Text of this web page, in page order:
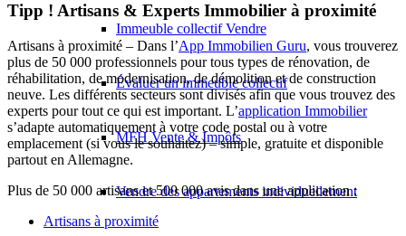
Immeuble collectif Vendre
Évaluer un immeuble collectif
MFH Vente & Impôts
Vendre des appartements individuellement
Tipp ! Artisans & Experts Immobilier à proximité
Artisans à proximité – Dans l’App Immobilien Guru, vous trouverez
plus de 50 000 professionnels pour tous types de rénovation, de
réhabilitation, de modernisation, de démolition et de construction
neuve. Les différents secteurs sont divisés afin que vous trouvez des
experts pour tout ce qui est important. L’application Immobilier
s’adapte automatiquement à votre code postal ou à votre
emplacement (si vous le souhaitez) – simple, gratuite et disponible
partout en Allemagne.
Plus de 50 000 artisans et 500 000 avis dans une application :
Artisans à proximité